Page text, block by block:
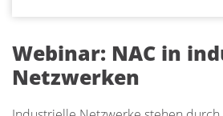
Webinar: NAC in
Netzwerken